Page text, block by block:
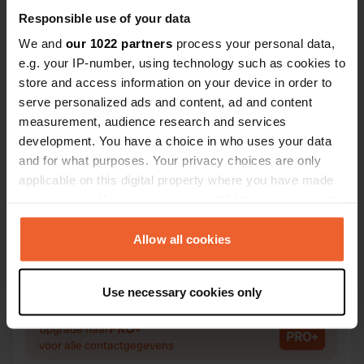
Responsible use of your data
We and our 1022 partners process your personal data,
e.g. your IP-number, using technology such as cookies to
store and access information on your device in order to
serve personalized ads and content, ad and content
measurement, audience research and services
development. You have a choice in who uses your data
and for what purposes. Your privacy choices are only
applicable on this digital property where you have made
any time from the Cookie Declaration or by clicking on
the Privacy trigger icon.
Collect information about your geographical location
which can be accurate to within several meters
Identify your device by actively scanning it for
Allow all cookies
Use necessary cookies only
Contact
Rue des Pins
88390, Chaumousey, Frankrijk
Kopiëren
Coördinaten
48.16420256 6.34110713
Upgrade naarPRO+
voor alle contactgegevens PRO+